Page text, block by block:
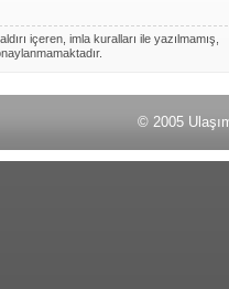
içeren, imla kuralları ile yazılmamış,
© 2005